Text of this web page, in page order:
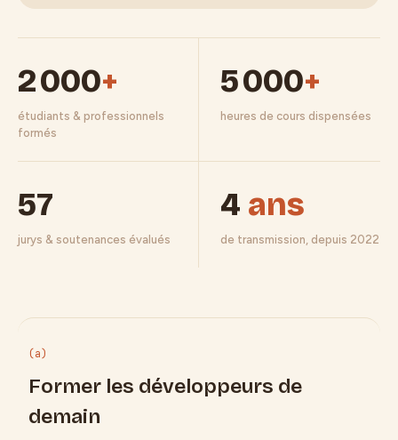
2 000+
étudiants & professionnels
formés
5 000+
heures de cours dispensées
57
jurys & soutenances évalués
4 ans
de transmission, depuis 2022
(a)
Former les développeurs de
demain